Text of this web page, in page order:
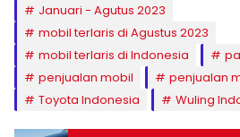
Januari - Agutus 2023
mobil terlaris di Agustus 2023
mobil terlaris di Indonesia
penjualan mobil
penjualan
Toyota Indonesia
Wuling